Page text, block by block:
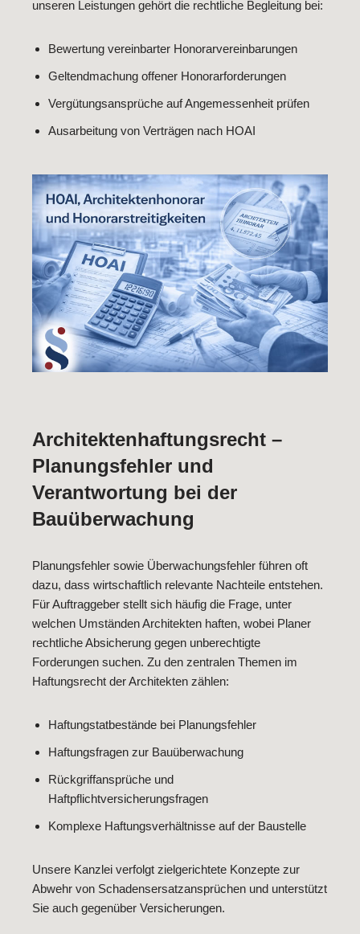
unseren Leistungen gehört die rechtliche Begleitung bei:
Bewertung vereinbarter Honorarvereinbarungen
Geltendmachung offener Honorarforderungen
Vergütungsansprüche auf Angemessenheit prüfen
Ausarbeitung von Verträgen nach HOAI
Architektenhaftungsrecht –
Planungsfehler und
Verantwortung bei der
Bauüberwachung
Planungsfehler sowie Überwachungsfehler führen oft
dazu, dass wirtschaftlich relevante Nachteile entstehen.
Für Auftraggeber stellt sich häufig die Frage, unter
welchen Umständen Architekten haften, wobei Planer
rechtliche Absicherung gegen unberechtigte
Forderungen suchen. Zu den zentralen Themen im
Haftungsrecht der Architekten zählen:
Haftungstatbestände bei Planungsfehler
Haftungsfragen zur Bauüberwachung
Rückgriffansprüche und
Haftpflichtversicherungsfragen
Komplexe Haftungsverhältnisse auf der Baustelle
Unsere Kanzlei verfolgt zielgerichtete Konzepte zur
Abwehr von Schadensersatzansprüchen und unterstützt
Sie auch gegenüber Versicherungen.